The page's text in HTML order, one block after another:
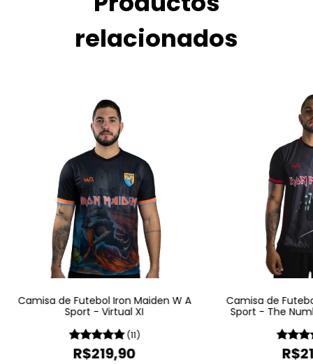
relacionados
Camisa de Futebol Iron Maiden W A
Sport - Virtual XI
(11)
R$219,90
Camisa de
Sport - The